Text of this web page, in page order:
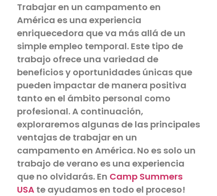
Trabajar en un campamento en
América es una experiencia
enriquecedora que va más allá de un
simple empleo temporal. Este tipo de
trabajo ofrece una variedad de
beneficios y oportunidades únicas que
pueden impactar de manera positiva
tanto en el ámbito personal como
profesional. A continuación,
exploraremos algunas de las principales
ventajas de trabajar en un
campamento en América. No es solo un
trabajo de verano es una experiencia
que no olvidarás. En Camp Summers
USA te ayudamos en todo el proceso!